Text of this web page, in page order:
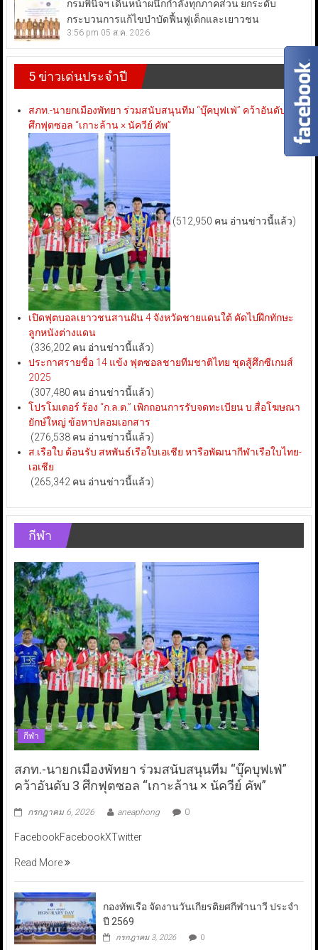
กรมพินิจฯ เดินหน้าผนึกกำลังทุกภาคส่วน ยกระดับ
กระบวนการแก้ไขบำบัดฟื้นฟูเด็กและเยาวชน
3:56 pm 05 ส.ค. 2026
5 ข่าวเด่นประจำปี
สภท.-นายกเมืองพัทยา ร่วมสนับสนุนทีม “บุ๊คบุฟเฟ่” คว้าอันดับ 3
ศึกฟุตซอล “เกาะล้าน × นัควีย์ คัพ”
(512,950 คน อ่านข่าวนี้แล้ว)
เปิดฟุตบอลเยาวชนสานฝัน 4 จังหวัดชายแดนใต้ คัดไปฝึกทักษะ
ลูกหนังต่างแดน
(336,202 คน อ่านข่าวนี้แล้ว)
ประกาศรายชื่อ 14 แข้ง ฟุตซอลชายทีมชาติไทย ชุดสู้ศึกซีเกมส์
2025
(307,480 คน อ่านข่าวนี้แล้ว)
โปรโมเตอร์ ร้อง “ก.ล.ต.” เพิกถอนการรับจดทะเบียน บ.สื่อโฆษณา
ยักษ์ใหญ่ ข้อหาปลอมเอกสาร
(276,538 คน อ่านข่าวนี้แล้ว)
ส.เรือใบ ต้อนรับ สหพันธ์เรือใบเอเชีย หารือพัฒนากีฬาเรือใบไทย-
เอเชีย
(265,342 คน อ่านข่าวนี้แล้ว)
กีฬา
กีฬา
สภท.-นายกเมืองพัทยา ร่วมสนับสนุนทีม “บุ๊คบุฟเฟ่”
คว้าอันดับ 3 ศึกฟุตซอล “เกาะล้าน × นัควีย์ คัพ”
กรกฎาคม 6, 2026 aneaphong 0
FacebookFacebookXTwitter
Read More
กองทัพเรือ จัดงานวันเกียรติยศกีฬานาวี ประจำ
ปี 2569
กรกฎาคม 3, 2026 0